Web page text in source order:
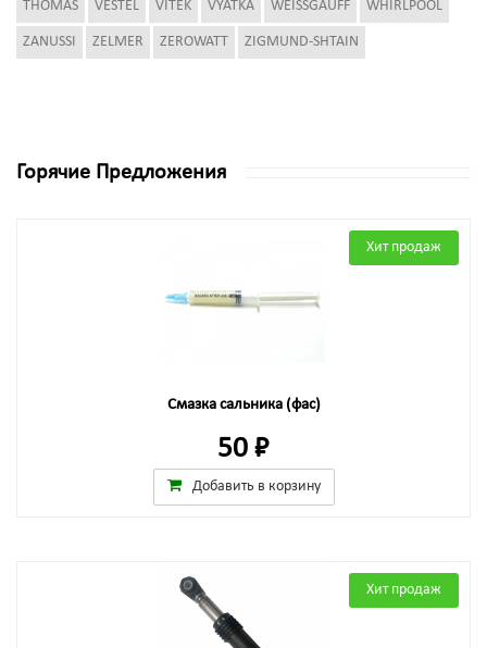
THOMAS VESTEL VITEK VYATKA WEISSGAUFF WHIRLPOOL
ZANUSSI ZELMER ZEROWATT ZIGMUND-SHTAIN
Горячие Предложения
Хит продаж
Смазка сальника (фас)
50 ₽
Добавить в корзину
Хит продаж